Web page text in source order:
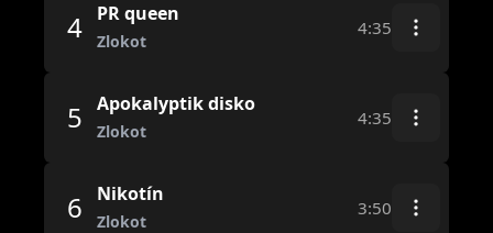
4 PR queen
Zlokot
4:35
5 Apokalyptik disko
Zlokot
4:35
6 Nikotín
Zlokot
3:50